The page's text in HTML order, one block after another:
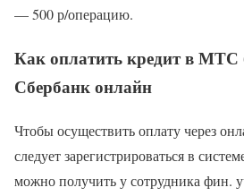
— 500 р/операцию.
Как оплатить кредит в МТС
Сбербанк онлайн
Чтобы осуществить оплату через
следует зарегистрироваться в
можно получить у сотрудника фин.